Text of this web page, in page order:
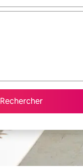
Rechercher